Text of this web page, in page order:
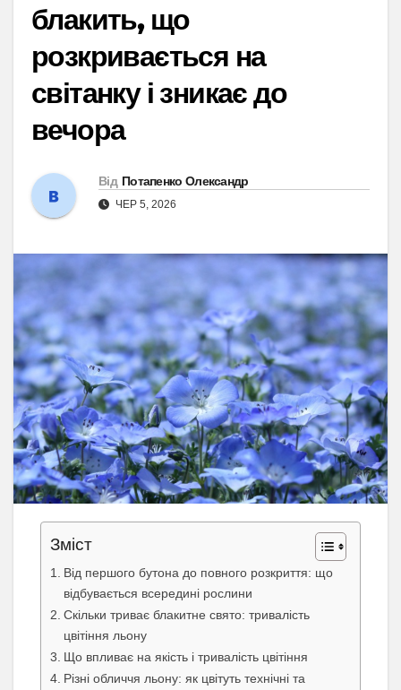
блакить, що
розкривається на
світанку і зникає до
вечора
Від Потапенко Олександр
ЧЕР 5, 2026
Зміст
Від першого бутона до повного розкриття: що
відбувається всередині рослини
Скільки триває блакитне свято: тривалість
цвітіння льону
Що впливає на якість і тривалість цвітіння
Різні обличчя льону: як цвітуть технічні та